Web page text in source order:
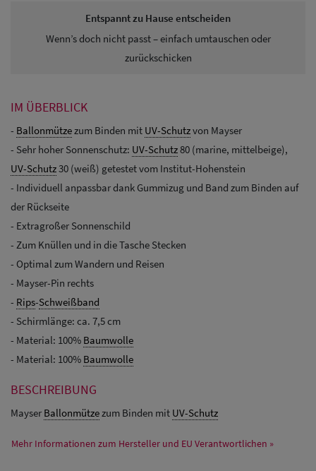
Entspannt zu Hause entscheiden
Wenn’s doch nicht passt – einfach umtauschen oder
zurückschicken
IM ÜBERBLICK
- Ballonmützezum Binden mit UV-Schutzvon Mayser
- Sehr hoher Sonnenschutz: UV-Schutz80 (marine, mittelbeige),
UV-Schutz30 (weiß) getestet vom Institut-Hohenstein
- Individuell anpassbar dank Gummizug und Band zum Binden auf
der Rückseite
- Extragroßer Sonnenschild
- Zum Knüllen und in die Tasche Stecken
- Optimal zum Wandern und Reisen
- Mayser-Pin rechts
- Rips-Schweißband
- Schirmlänge: ca. 7,5 cm
- Material: 100% Baumwolle
- Material: 100% Baumwolle
BESCHREIBUNG
Mayser Ballonmützezum Binden mit UV-Schutz
Mehr Informationen zum Hersteller und EU Verantwortlichen »